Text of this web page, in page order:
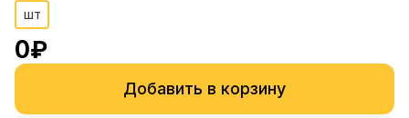
шт
0₽
Добавить в корзину